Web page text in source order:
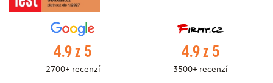
4.9 z 5
2700+ recenzí
4.9 z 5
3500+ recenzí